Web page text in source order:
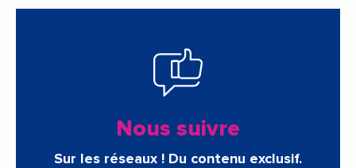
Nous suivre
Sur les réseaux ! Du contenu exclusif.